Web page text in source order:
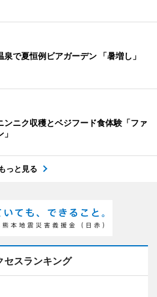
泉で夏恒例ビアガーデン 「暑増し」
ンニク収穫とベジフード食体験「ファ
もっと見る
セスランキング